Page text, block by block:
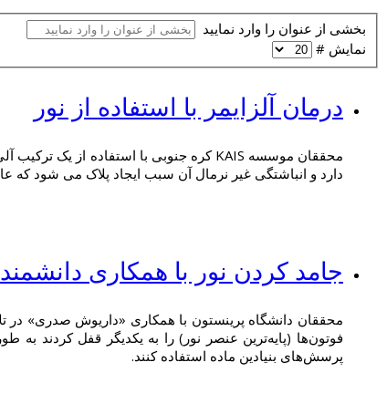
بخشی از عنوان را وارد نمایید
نمایش #
درمان آلزایمر با استفاده از نور
دارد و انباشتگی غیر نرمال آن سبب ایجاد پلاک می شود که
جامد کردن نور با همکاری دانشمند
محققان دانشگاه پرینستون با همکاری «داریوش صدری» در
فوتون‌ها (پایه‌ترین عنصر نور) را به یکدیگر قفل کردند
پرسش‌های بنیادین ماده استفاده کنند.